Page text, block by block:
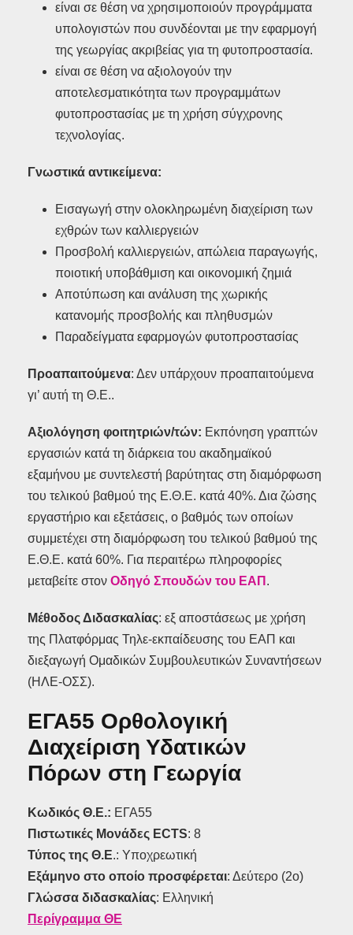
είναι σε θέση να χρησιμοποιούν προγράμματα
υπολογιστών που συνδέονται με την εφαρμογή
της γεωργίας ακριβείας για τη φυτοπροστασία.
είναι σε θέση να αξιολογούν την
αποτελεσματικότητα των προγραμμάτων
φυτοπροστασίας με τη χρήση σύγχρονης
τεχνολογίας.
Γνωστικά αντικείμενα:
Εισαγωγή στην ολοκληρωμένη διαχείριση των
εχθρών των καλλιεργειών
Προσβολή καλλιεργειών, απώλεια παραγωγής,
ποιοτική υποβάθμιση και οικονομική ζημιά
Αποτύπωση και ανάλυση της χωρικής
κατανομής προσβολής και πληθυσμών
Παραδείγματα εφαρμογών φυτοπροστασίας
Προαπαιτούμενα: Δεν υπάρχουν προαπαιτούμενα
γι’ αυτή τη Θ.Ε..
Αξιολόγηση φοιτητριών/τών: Εκπόνηση γραπτών
εργασιών κατά τη διάρκεια του ακαδημαϊκού
εξαμήνου με συντελεστή βαρύτητας στη διαμόρφωση
του τελικού βαθμού της Ε.Θ.Ε. κατά 40%. Δια ζώσης
εργαστήριο και εξετάσεις, ο βαθμός των οποίων
συμμετέχει στη διαμόρφωση του τελικού βαθμού της
Ε.Θ.Ε. κατά 60%. Για περαιτέρω πληροφορίες
μεταβείτε στον Οδηγό Σπουδών του ΕΑΠ .
Μέθοδος Διδασκαλίας: εξ αποστάσεως με χρήση
της Πλατφόρμας Τηλε-εκπαίδευσης του ΕΑΠ και
διεξαγωγή Ομαδικών Συμβουλευτικών Συναντήσεων
(ΗΛΕ-ΟΣΣ).
ΕΓΑ55 Ορθολογική
Διαχείριση Υδατικών
Πόρων στη Γεωργία
Κωδικός Θ.Ε.: ΕΓΑ55
Πιστωτικές Μονάδες ECTS: 8
Τύπος της Θ.Ε.: Υποχρεωτική
Εξάμηνο στο οποίο προσφέρεται: Δεύτερο (2ο)
Γλώσσα διδασκαλίας: Ελληνική
Περίγραμμα ΘΕ